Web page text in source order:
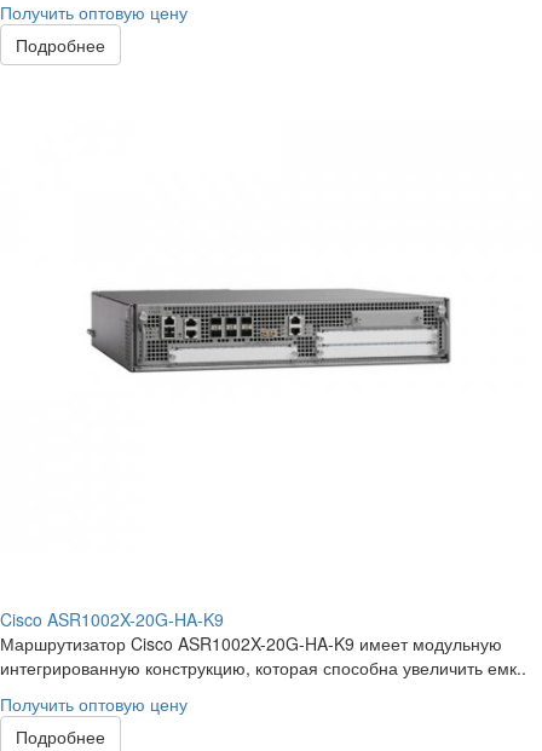
Получить оптовую цену
Подробнее
Cisco ASR1002X-20G-HA-K9
Маршрутизатор Cisco ASR1002X-20G-HA-K9 имеет модульную
интегрированную конструкцию, которая способна увеличить емк..
Получить оптовую цену
Подробнее